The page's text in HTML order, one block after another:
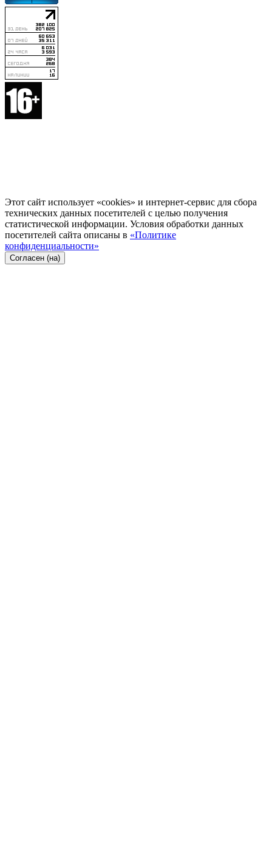
Этот сайт использует «cookies» и интернет-сервис для сбора
технических данных посетителей с целью получения
статистической информации. Условия обработки данных
посетителей сайта описаны в «Политике
конфиденциальности»
Согласен (на)